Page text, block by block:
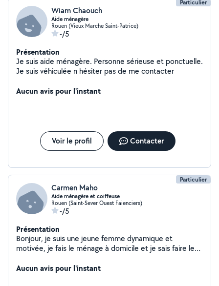
Particulier
Wiam Chaouch
Aide ménagère
Rouen (Vieux Marche Saint-Patrice)
-/5
Présentation
Je suis aide ménagère. Personne sérieuse et ponctuelle.
Je suis véhiculée n hésiter pas de me contacter
Aucun avis pour l'instant
Voir le profil Contacter
Particulier
Carmen Maho
Aide ménagère et coiffeuse
Rouen (Saint-Sever Ouest Faienciers)
-/5
Présentation
Bonjour, je suis une jeune femme dynamique et
motivée, je fais le ménage à domicile et je sais faire les
Aucun avis pour l'instant